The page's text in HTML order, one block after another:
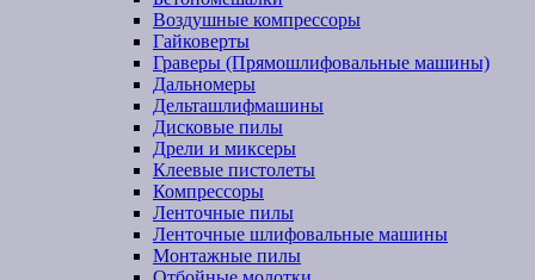
Воздушные компрессоры
Гайковерты
Граверы (Прямошлифовальные машины)
Дальномеры
Дельташлифмашины
Дисковые пилы
Дрели и миксеры
Клеевые пистолеты
Компрессоры
Ленточные пилы
Ленточные шлифовальные машины
Монтажные пилы